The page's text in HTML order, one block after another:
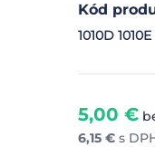
Kód
1010D
5,00 €
6,15 € s